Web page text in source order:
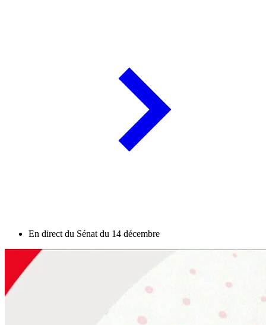
En direct du Sénat du 14 décembre